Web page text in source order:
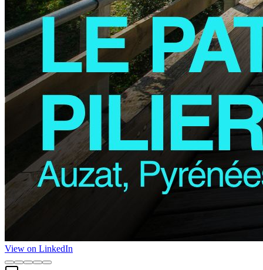
View on LinkedIn